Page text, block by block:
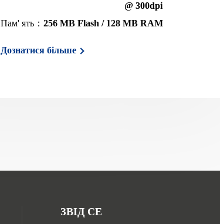
@ 300dpi
Пам' ять： 256 MB Flash / 128 MB RAM
Дознатися більше
ЗВІД СЕ